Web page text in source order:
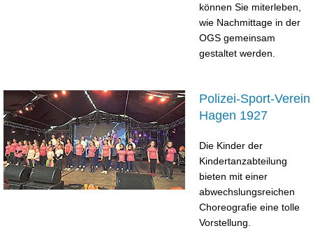
können Sie miterleben,
wie Nachmittage in der
OGS gemeinsam
gestaltet werden.
Polizei-Sport-Verein
Hagen 1927
Die Kinder der
Kindertanzabteilung
bieten mit einer
abwechslungsreichen
Choreografie eine tolle
Vorstellung.